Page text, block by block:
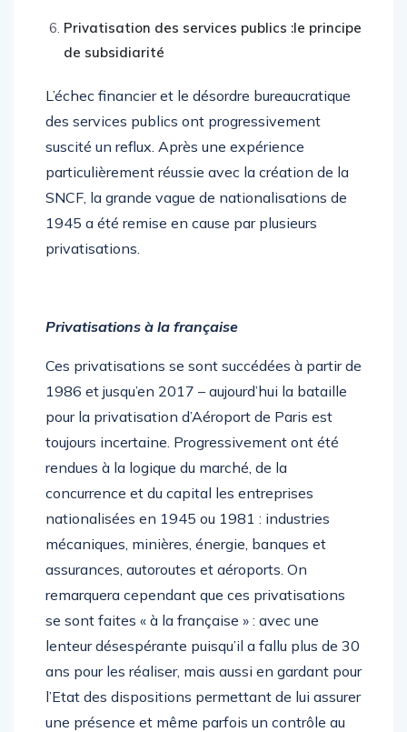
Privatisation des services publics :le principe
de subsidiarité
L’échec financier et le désordre bureaucratique
des services publics ont progressivement
suscité un reflux. Après une expérience
particulièrement réussie avec la création de la
SNCF, la grande vague de nationalisations de
1945 a été remise en cause par plusieurs
privatisations.
Privatisations à la française
Ces privatisations se sont succédées à partir de
1986 et jusqu’en 2017 – aujourd’hui la bataille
pour la privatisation d’Aéroport de Paris est
toujours incertaine. Progressivement ont été
rendues à la logique du marché, de la
concurrence et du capital les entreprises
nationalisées en 1945 ou 1981 : industries
mécaniques, minières, énergie, banques et
assurances, autoroutes et aéroports. On
remarquera cependant que ces privatisations
se sont faites « à la française » : avec une
lenteur désespérante puisqu’il a fallu plus de 30
ans pour les réaliser, mais aussi en gardant pour
l’Etat des dispositions permettant de lui assurer
une présence et même parfois un contrôle au